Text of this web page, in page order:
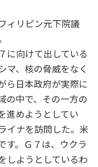
ィリピン元下院議
に向けて出している
マ、核の脅威をなく
ら日本政府が実際に
の中で、その一方の
進めようとしてい
イナを訪問した。米
す。Ｇ７は、ウクラ
しようとしているわ